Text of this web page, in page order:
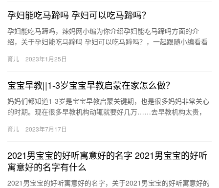
孕妇能吃马蹄吗 孕妇可以吃马蹄吗？
孕妇能吃马蹄吗，辣妈网小编为你介绍孕妇能吃马蹄吗方面的介
绍，关于孕妇能吃马蹄吗 孕妇可以吃马蹄吗？，一起跟随小编看看
吃…
育儿 2023年1月25日
宝宝早教||1-3岁宝宝早教启蒙在家怎么做？
妈妈们都知道1-3岁是宝宝早教启蒙关键期，也是很多妈妈非常关心
的时期。现在很多早教机构动辄就要好几万……去早教机构太贵，
育儿 2023年7月17日
2021男宝宝的好听寓意好的名字 2021男宝宝的好听
寓意好的名字有什么
2021男宝宝的好听寓意好的名字，关于2021男宝宝的好听寓意好的